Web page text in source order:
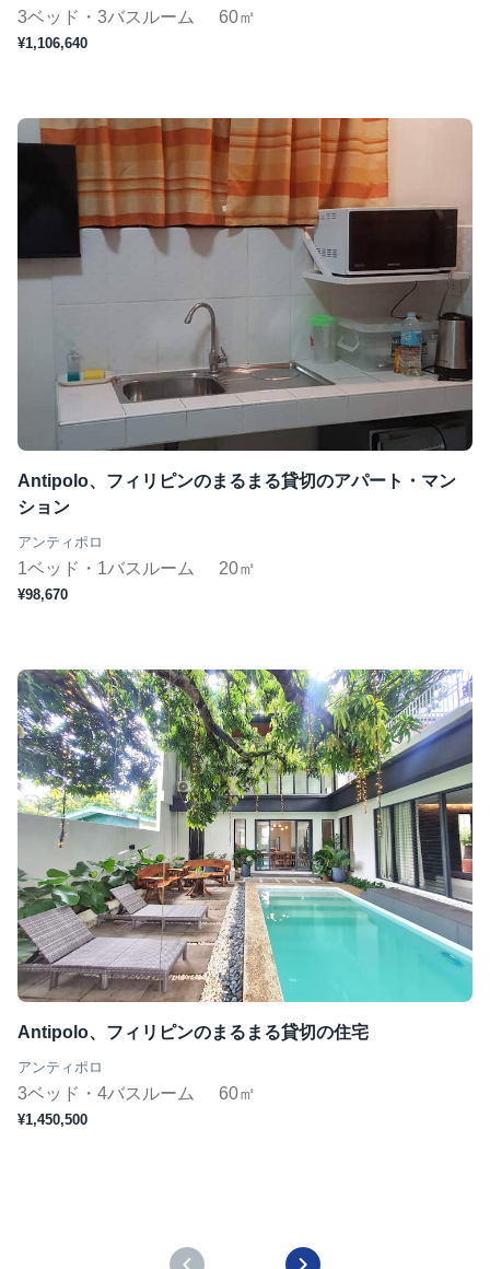
3ベッド・3バスルーム 60㎡
¥1,106,640
Antipolo、フィリピンのまるまる貸切のアパート・マン
ション
アンティポロ
1ベッド・1バスルーム 20㎡
¥98,670
Antipolo、フィリピンのまるまる貸切の住宅
アンティポロ
3ベッド・4バスルーム 60㎡
¥1,450,500